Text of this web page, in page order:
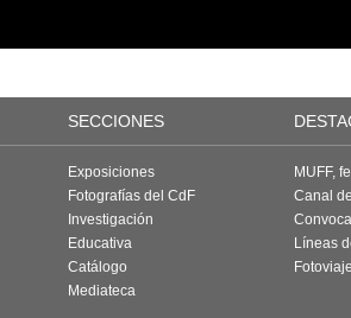
SECCIONES
Exposiciones
Fotografías del CdF
Investigación
Educativa
Catálogo
Mediateca
MUFF,
Canal
Líneas